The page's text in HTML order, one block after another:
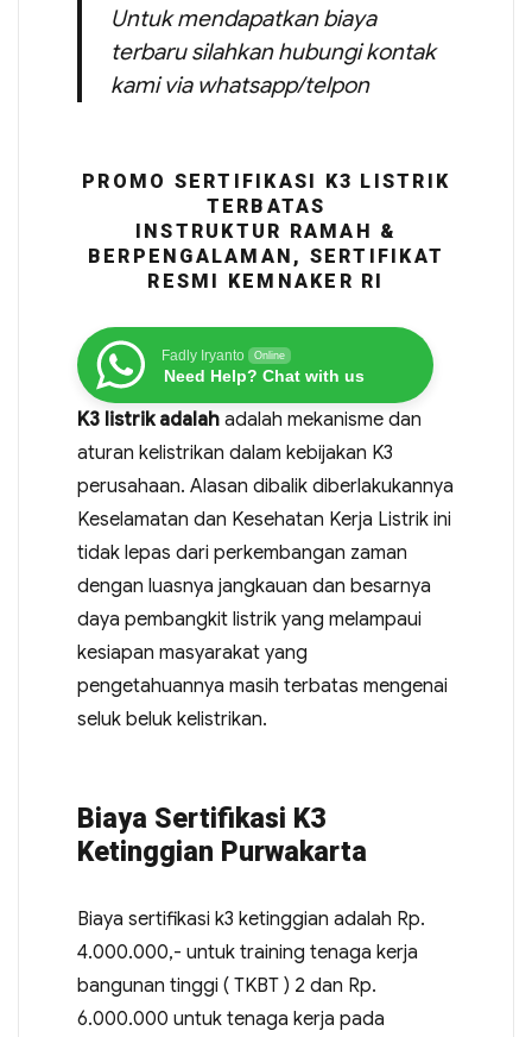
Untuk mendapatkan biaya
terbaru silahkan hubungi kontak
kami via whatsapp/telpon
PROMO SERTIFIKASI K3 LISTRIK
TERBATAS
INSTRUKTUR RAMAH &
BERPENGALAMAN, SERTIFIKAT
RESMI KEMNAKER RI
Fadly Iryanto Online
Need Help? Chat with us
K3 listrik adalahadalah mekanisme dan
aturan kelistrikan dalam kebijakan K3
perusahaan. Alasan dibalik diberlakukannya
Keselamatan dan Kesehatan Kerja Listrik ini
tidak lepas dari perkembangan zaman
dengan luasnya jangkauan dan besarnya
daya pembangkit listrik yang melampaui
kesiapan masyarakat yang
pengetahuannya masih terbatas mengenai
seluk beluk kelistrikan.
Biaya Sertifikasi K3
Ketinggian Purwakarta
Biaya sertifikasi k3 ketinggian adalah Rp.
4.000.000,- untuk training tenaga kerja
bangunan tinggi ( TKBT ) 2 dan Rp.
6.000.000 untuk tenaga kerja pada